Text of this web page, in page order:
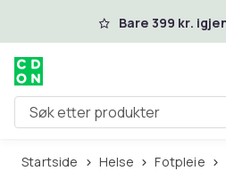
Hopp til hovedinnhold
Bare 399 kr.
Søk etter produkter
Startside Helse Fotpleie